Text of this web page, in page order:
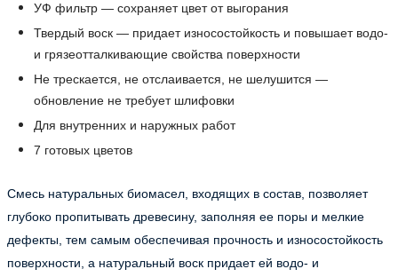
УФ фильтр — сохраняет цвет от выгорания
Твердый воск — придает износостойкость и повышает водо-
и грязеотталкивающие свойства поверхности
Не трескается, не отслаивается, не шелушится —
обновление не требует шлифовки
Для внутренних и наружных работ
7 готовых цветов
Смесь натуральных биомасел, входящих в состав, позволяет
глубоко пропитывать древесину, заполняя ее поры и мелкие
дефекты, тем самым обеспечивая прочность и износостойкость
поверхности, а натуральный воск придает ей водо- и